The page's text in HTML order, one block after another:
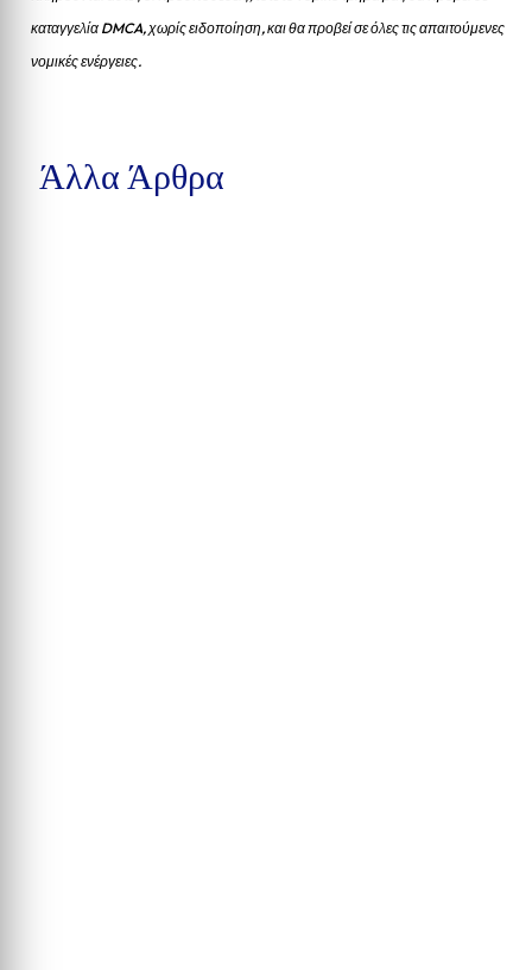
καταγγελία DMCA, χωρίς ειδοποίηση, και θα προβεί σε όλες τις απαιτούμενες
νομικές ενέργειες.
Άλλα Άρθρα